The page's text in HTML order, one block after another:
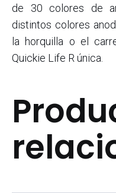
de 30 colores de
distintos colores
la horquilla o el
Quickie Life R única.